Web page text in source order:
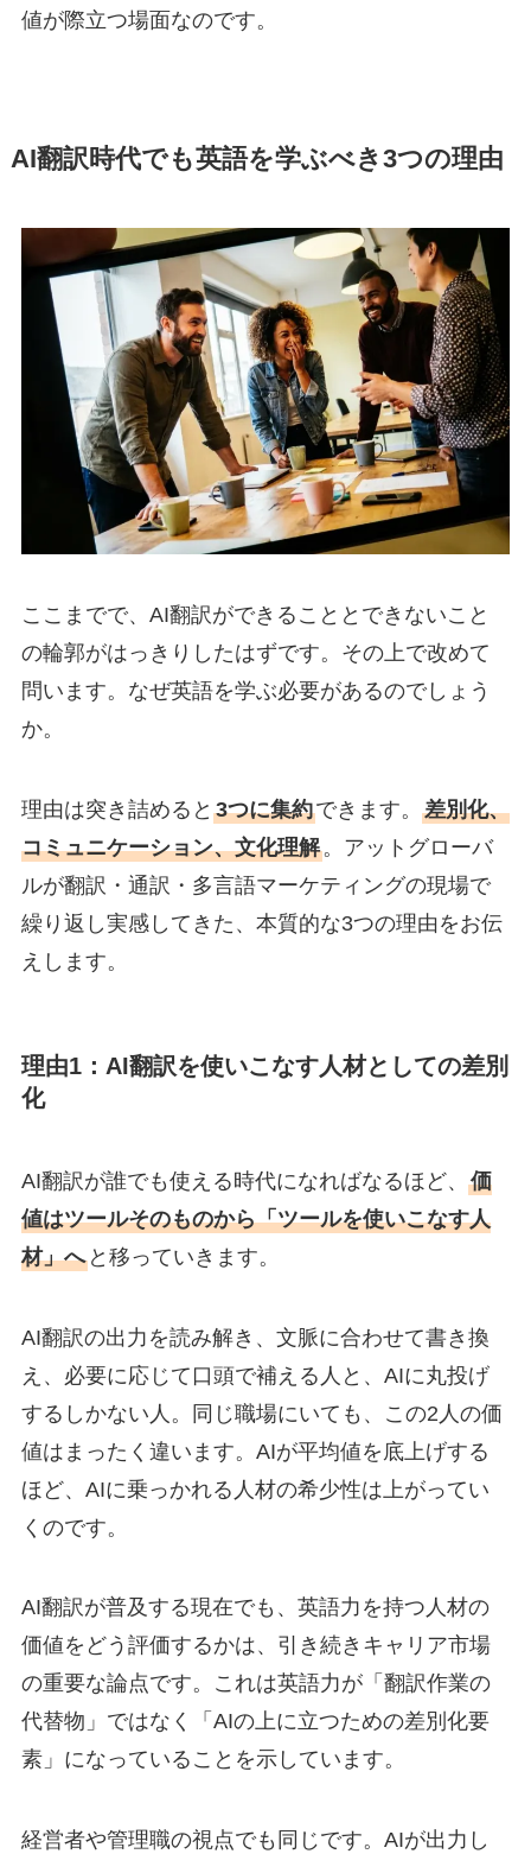
値が際立つ場面なのです。
AI翻訳時代でも英語を学ぶべき3つの理由
ここまでで、AI翻訳ができることとできないこと
の輪郭がはっきりしたはずです。その上で改めて
問います。なぜ英語を学ぶ必要があるのでしょう
か。
理由は突き詰めると 3つに集約できます。 差別化、
コミュニケーション、文化理解。アットグローバ
ルが翻訳・通訳・多言語マーケティングの現場で
繰り返し実感してきた、本質的な3つの理由をお伝
えします。
理由1：AI翻訳を使いこなす人材としての差別
化
AI翻訳が誰でも使える時代になればなるほど、 価
値はツールそのものから「ツールを使いこなす人
材」へと移っていきます。
AI翻訳の出力を読み解き、文脈に合わせて書き換
え、必要に応じて口頭で補える人と、AIに丸投げ
するしかない人。同じ職場にいても、この2人の価
値はまったく違います。AIが平均値を底上げする
ほど、AIに乗っかれる人材の希少性は上がってい
くのです。
AI翻訳が普及する現在でも、英語力を持つ人材の
価値をどう評価するかは、引き続きキャリア市場
の重要な論点です。これは英語力が「翻訳作業の
代替物」ではなく「AIの上に立つための差別化要
素」になっていることを示しています。
経営者や管理職の視点でも同じです。AIが出力し